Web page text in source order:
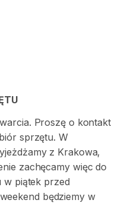
Proszę o kontakt
sprzętu. W
z Krakowa,
zachęcamy więc do
w piątek przed
będziemy w